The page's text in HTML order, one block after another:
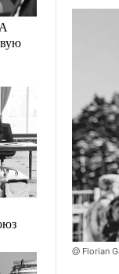
@ Florian